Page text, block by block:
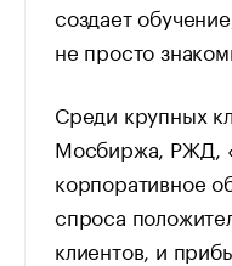
создает
не просто
Среди крупных
Мосбиржа, РЖД,
корпоративное
спроса
клиентов, и